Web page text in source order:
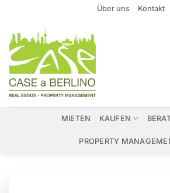
springen
Über uns Kontakt
MIETEN KAUFEN
PROPERTY